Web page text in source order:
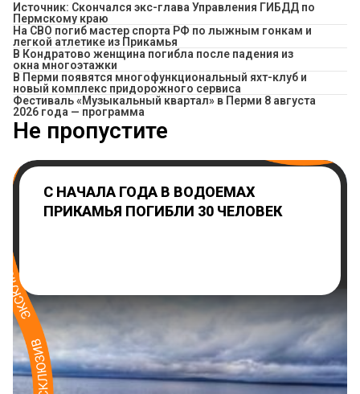
Источник: Скончался экс-глава Управления ГИБДД по
Пермскому краю
На СВО погиб мастер спорта РФ по лыжным гонкам и
легкой атлетике из Прикамья
В Кондратово женщина погибла после падения из
окна многоэтажки
В Перми появятся многофункциональный яхт-клуб и
новый комплекс придорожного сервиса
Фестиваль «Музыкальный квартал» в Перми 8 августа
2026 года — программа
Не пропустите
С НАЧАЛА ГОДА В ВОДОЕМАХ
ПРИКАМЬЯ ПОГИБЛИ 30 ЧЕЛОВЕК